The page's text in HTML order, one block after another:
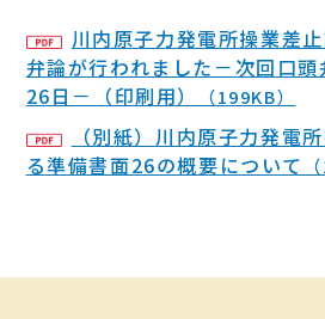
川内原子力発電所操業差
弁論が行われました－次回口
26日－（印刷用）
（199KB）
（別紙）川内原子力発電
る準備書面26の概要について